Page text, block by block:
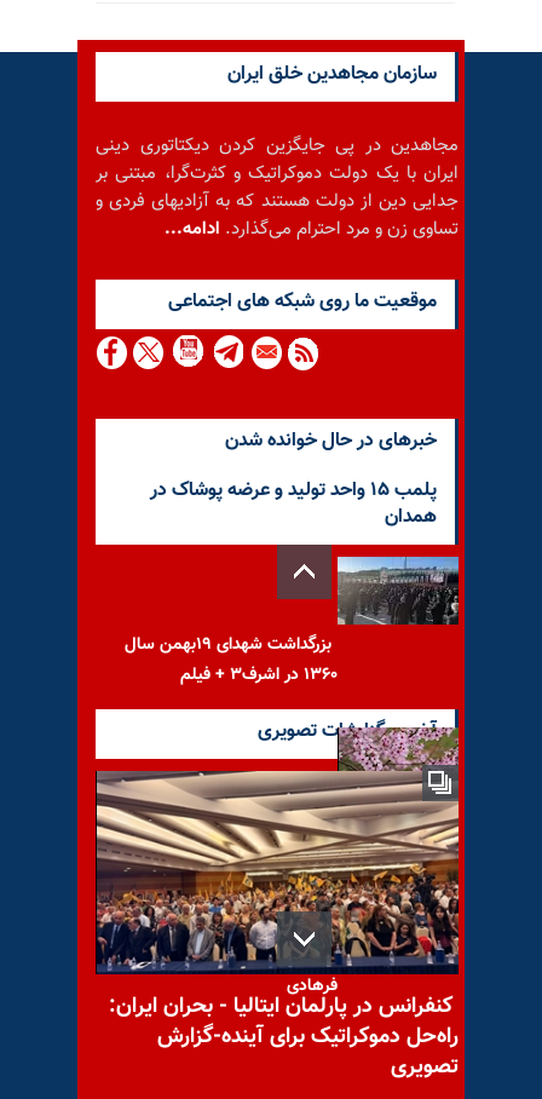
سازمان مجاهدین خلق ایران
مجاهدین در پی جایگزین کردن دیکتاتوری دینی
ایران با یک دولت دموکراتیک و کثرت‌گرا، مبتنی بر
جدایی دین از دولت هستند که به آزادیهای فردی و
تساوی زن و مرد احترام می‌گذارد. ادامه...
موقعيت ما روى شبكه هاى اجتماعى
خبرهای در حال خوانده شدن
پلمب ۱۵ واحد تولید و عرضه پوشاک در
همدان
بزرگداشت شهدای ۱۹بهمن سال
۱۳۶۰ در اشرف۳ + فیلم
پیام به امیر ۴۰۳۸
با یاد مجاهد شهید ولی الله
فرهادی
آخرین گزارشات تصویری
کنفرانس در پارلمان ایتالیا - بحران ایران:
راه‌حل دموکراتیک برای آینده-گزارش
تصویری